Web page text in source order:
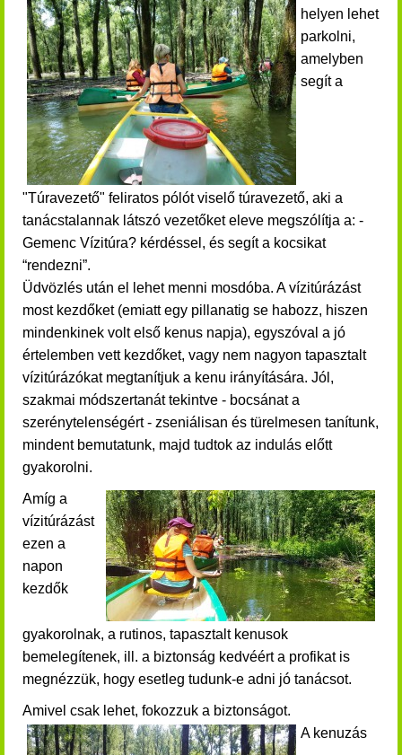
helyen lehet
parkolni,
amelyben
segít a
"Túravezető" feliratos pólót viselő túravezető, aki a
tanácstalannak látszó vezetőket eleve megszólítja a: -
Gemenc Vízitúra? kérdéssel, és segít a kocsikat
“rendezni”.
Üdvözlés után el lehet menni mosdóba. A vízitúrázást
most kezdőket (emiatt egy pillanatig se habozz, hiszen
mindenkinek volt első kenus napja), egyszóval a jó
értelemben vett kezdőket, vagy nem nagyon tapasztalt
vízitúrázókat megtanítjuk a kenu irányítására. Jól,
szakmai módszertanát tekintve - bocsánat a
szerénytelenségért - zseniálisan és türelmesen tanítunk,
mindent bemutatunk, majd tudtok az indulás előtt
gyakorolni.
Amíg a
vízitúrázást
ezen a
napon
kezdők
gyakorolnak, a rutinos, tapasztalt kenusok
bemelegítenek, ill. a biztonság kedvéért a profikat is
megnézzük, hogy esetleg tudunk-e adni jó tanácsot.
Amivel csak lehet, fokozzuk a biztonságot.
A kenuzás